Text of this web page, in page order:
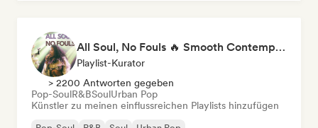
All Soul, No Fouls 🔥 Smooth Contemporary R&B & Neo Soul
Playlist-Kurator
> 2200 Antworten gegeben
Pop-SoulR&BSoulUrban Pop
Künstler zu meinen einflussreichen Playlists hinzufügen